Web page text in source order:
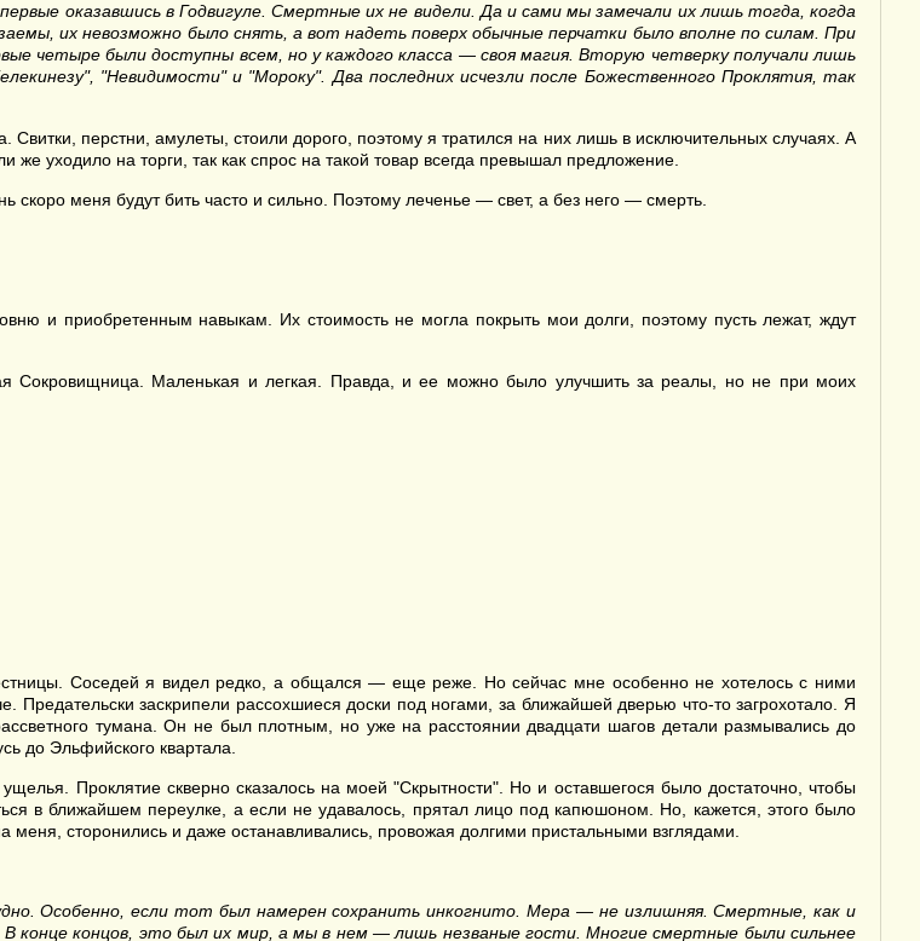
оказавшись в Годвигуле. Смертные их не видели. Да и сами мызамечали ихлишь тогда, когда
их невозможно было снять, а вот надеть поверх обычные перчатки было вполне по силам. При
четыре были доступны всем, но у каждого класса — своя магия. Вторую четверку получали лишь
"Невидимости" и "Мороку". Два последних исчезли после Божественного Проклятия, так
перстни, амулеты, стоили дорого, поэтому я тратился на них лишь в исключительных случаях. А
уходило на торги, так как спрос на такой товар всегда превышал предложение.
меня будут бить часто и сильно. Поэтому леченье — свет, а без него — смерть.
и приобретенным навыкам. Их стоимость не могла покрыть мои долги, поэтому пусть лежат, ждут
Сокровищница. Маленькая и легкая. Правда, и ее можно было улучшить за реалы, но не при моих
Соседей я видел редко, а общался — еще реже. Но сейчас мне особенно не хотелось с ними
Предательски заскрипели рассохшиеся доски под ногами, за ближайшей дверью что-то загрохотало. Я
тумана. Он не был плотным, но уже на расстоянии двадцати шагов детали размывались до
до Эльфийского квартала.
Проклятие скверно сказалось на моей "Скрытности". Но и оставшегося было достаточно, чтобы
в ближайшем переулке, а если не удавалось, прятал лицо под капюшоном. Но, кажется, этого было
сторонились и даже останавливались, провожая долгими пристальными взглядами.
Особенно, если тот был намерен сохранить инкогнито. Мера — не излишняя.Смертные , как и
конце концов, это был их мир, а мы в нем — лишь незваные гости. Многие смертные были сильнее